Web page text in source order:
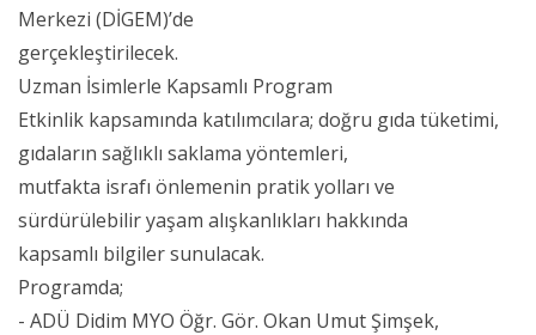
Merkezi (DİGEM)’de
gerçekleştirilecek.
Uzman İsimlerle Kapsamlı Program
Etkinlik kapsamında katılımcılara; doğru gıda tüketimi,
gıdaların sağlıklı saklama yöntemleri,
mutfakta israfı önlemenin pratik yolları ve
sürdürülebilir yaşam alışkanlıkları hakkında
kapsamlı bilgiler sunulacak.
Programda;
- ADÜ Didim MYO Öğr. Gör. Okan Umut Şimşek,